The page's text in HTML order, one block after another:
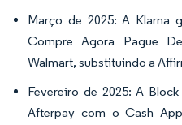
Março de 2025: A Klarna
Compre Agora Pague
Walmart, substituindo a
Fevereiro de 2025: A
Afterpay com o Cash